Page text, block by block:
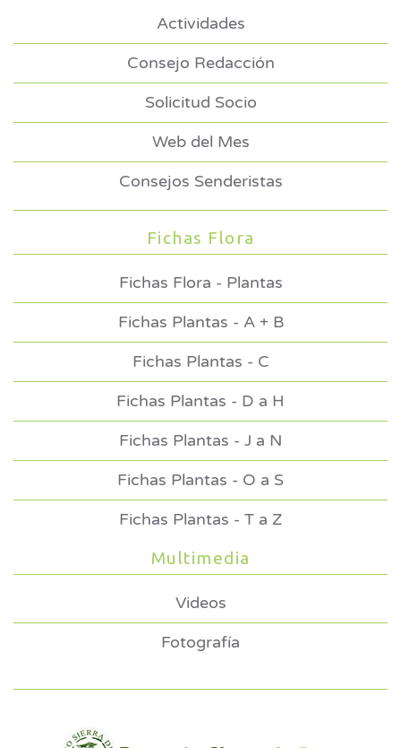
Actividades
Consejo Redacción
Solicitud Socio
Web del Mes
Consejos Senderistas
Fichas Flora
Fichas Flora - Plantas
Fichas Plantas - A + B
Fichas Plantas - C
Fichas Plantas - D a H
Fichas Plantas - J a N
Fichas Plantas - O a S
Fichas Plantas - T a Z
Multimedia
Videos
Fotografía